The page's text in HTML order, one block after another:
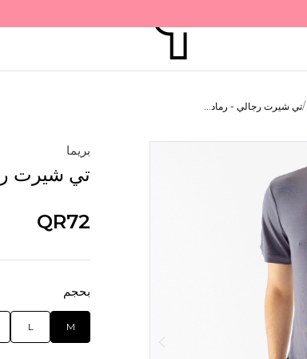
تي شيرت رجالي - رماد...
بريما
تي شيرت
QR72
بحجم
M
L